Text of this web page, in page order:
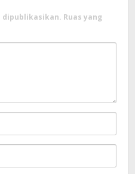
dipublikasikan. Ruas yang